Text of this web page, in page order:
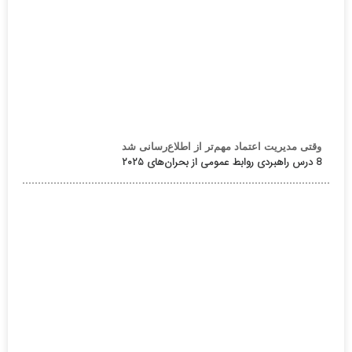
وقتی مدیریت اعتماد مهم‌تر از اطلاع‌رسانی شد
8 درس راهبردی روابط عمومی از بحران‌های ۲۰۲۵